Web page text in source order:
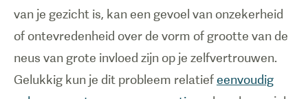
van je gezicht is, kan een gevoel van onzekerheid
of ontevredenheid over de vorm of grootte van de
neus van grote invloed zijn op je zelfvertrouwen.
Gelukkig kun je dit probleem relatiefeenvoudig